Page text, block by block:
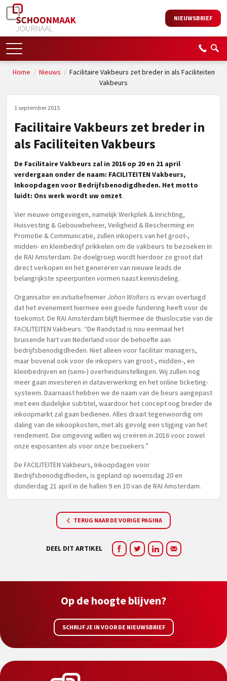
NIEUWSBRIEF
Home / Nieuws / Facilitaire Vakbeurs zet breder in als Faciliteiten
Vakbeurs
1 september 2015
Facilitaire Vakbeurs zet breder in
als Faciliteiten Vakbeurs
De Facilitaire Vakbeurs zal in 2016 op 20 en 21 april
verdergaan onder de naam: FACILITEITEN Vakbeurs,
Inkoopdagen voor Bedrijfsbenodigdheden. Het motto
luidt: Ons werk wordt uw omzet.
Vier nieuwe omgevingen, namelijk Werkplek & Inrichting,
Huisvesting & Gebouwbeheer, Veiligheid & Bescherming en
Promotie & Communicatie, zullen inkopers van het groot-,
midden- en kleinbedrijf prikkelen om de vakbeurs te bezoeken in
de RAI Amsterdam. De doelgroep wordt hierdoor zo groot dat
direct verkopen en het genereren van nieuwe leads de
belangrijkste speerpunten vormen naast kennisdeling.
Organisator en initiatiefnemerJohan Wolters is ervan overtuigd
dat het evenement hiermee een goede fundering heeft voor de
toekomst. De RAI Amsterdam blijft hiermee de thuislocatie van de
FACILITEITEN Vakbeurs. “De Randstad is nou eenmaal het
bruisende hart van Nederland voor de behoefte aan
bedrijfsbenodigdheden. Niet alleen voor facilitair managers,
maar bovenal ook voor de inkopers van groot-, midden-, en
kleinbedrijven en (semi-) overheidsinstellingen. Wij zullen nog
meer gaan investeren in dataverwerking en het online ticketing-
systeem. Daarnaast hebben we de naam van de beurs aangepast
met een duidelijke subtitel, waardoor het concept nog breder de
inkoopmarkt zal gaan bedienen. Alles draait tegenwoordig om
daling van de inkoopkosten, met als gevolg een stijging van het
rendement. Die omgeving willen wij creëren in 2016 voor zowel
onze exposanten als voor onze bezoekers.”
De FACILITEITEN Vakbeurs, Inkoopdagen voor
Bedrijfsbenodigdheden, is gepland op woensdag 20 en
donderdag 21 april in de hallen 9 en 10 van de RAI Amsterdam.
TERUG NAAR DE VORIGE PAGINA
DEEL DIT ARTIKEL
Op de hoogte blijven?
SCHRIJF JE IN VOOR DE NIEUWSBRIEF